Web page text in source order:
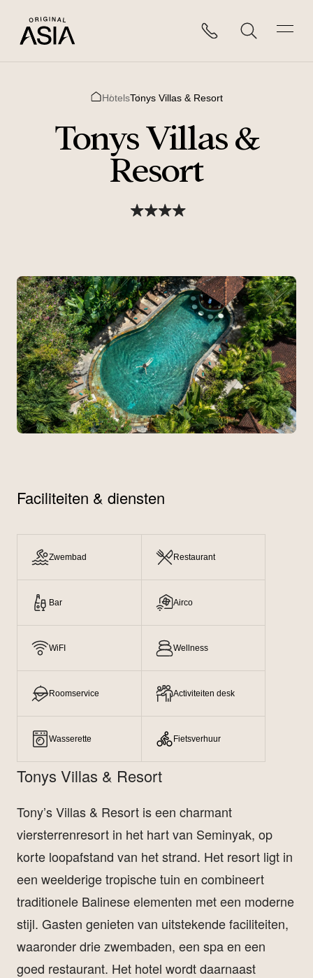
HotelsTonys Villas & Resort
Tonys Villas &
Resort
Tonys Villas & Resort
Tony’s Villas & Resort is een charmant
viersterrenresort in het hart van Seminyak, op
korte loopafstand van het strand. Het resort ligt in
een weelderige tropische tuin en combineert
traditionele Balinese elementen met een moderne
stijl. Gasten genieten van uitstekende faciliteiten,
waaronder drie zwembaden, een spa en een
goed restaurant. Het hotel wordt daarnaast
Faciliteiten & diensten
Zwembad Restaurant
Bar Airco
WiFI Wellness
Roomservice Activiteiten desk
Wasserette Fietsverhuur